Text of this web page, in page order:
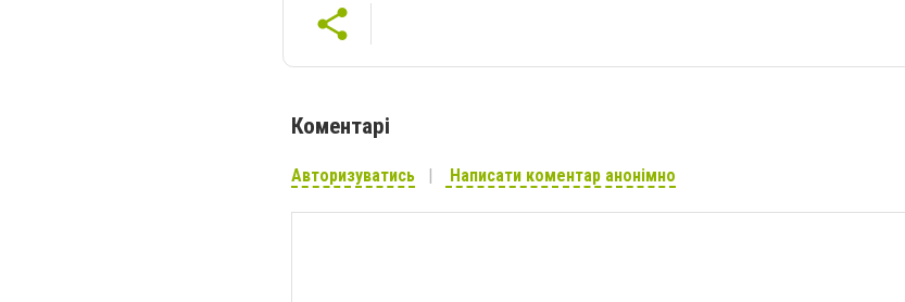
Коментарі
Авторизуватись Написати коментар анонімно